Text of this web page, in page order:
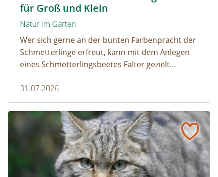
für Groß und Klein
Natur im Garten
Wer sich gerne an der bunten Farbenpracht der
Schmetterlinge erfreut, kann mit dem Anlegen
eines Schmetterlingsbeetes Falter gezielt
dürfen ausreichend mitgedacht werden. Denn
ohne Raupen gibt es keine schönen
Schmetterlinge!
31.07.2026
Vom Acker zum Wildkatzen-Korridor